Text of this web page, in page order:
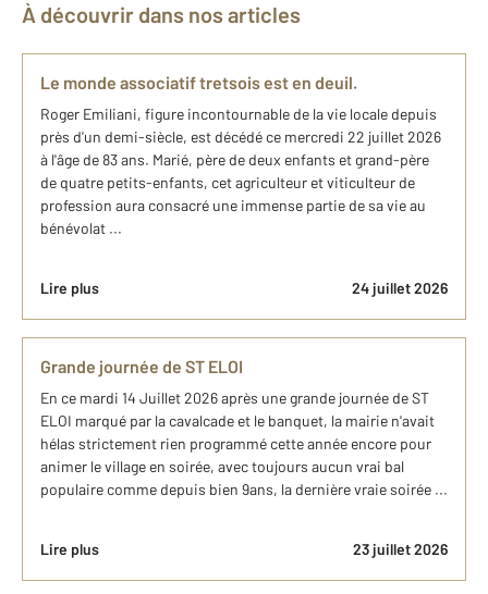
À découvrir dans nos articles
Le monde associatif tretsois est en deuil.
Roger Emiliani, figure incontournable de la vie locale depuis
près d'un demi-siècle, est décédé ce mercredi 22 juillet 2026
à l'âge de 83 ans. Marié, père de deux enfants et grand-père
de quatre petits-enfants, cet agriculteur et viticulteur de
profession aura consacré une immense partie de sa vie au
bénévolat ...
Lire plus 24 juillet 2026
Grande journée de ST ELOI
En ce mardi 14 Juillet 2026 après une grande journée de ST
ELOI marqué par la cavalcade et le banquet, la mairie n'avait
hélas strictement rien programmé cette année encore pour
animer le village en soirée, avec toujours aucun vrai bal
populaire comme depuis bien 9ans, la dernière vraie soirée ...
Lire plus 23 juillet 2026